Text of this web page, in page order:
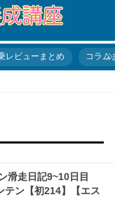
レビューまとめ コラム
滑走日記9~10日目
テン【初214】【エス